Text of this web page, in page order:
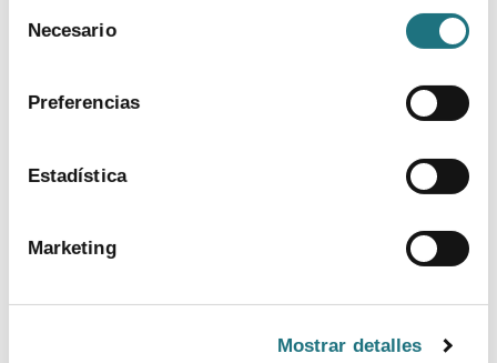
Para más información puede acceder a nuestra
Necesario
Preferencias
Estadística
Marketing
Mostrar detalles